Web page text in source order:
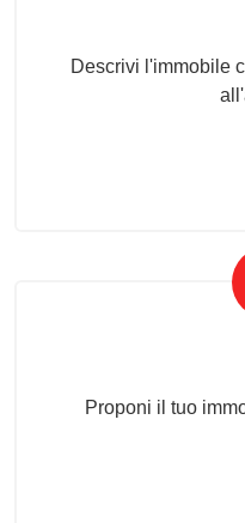
Descrivi l'immobile
Proponi il tuo